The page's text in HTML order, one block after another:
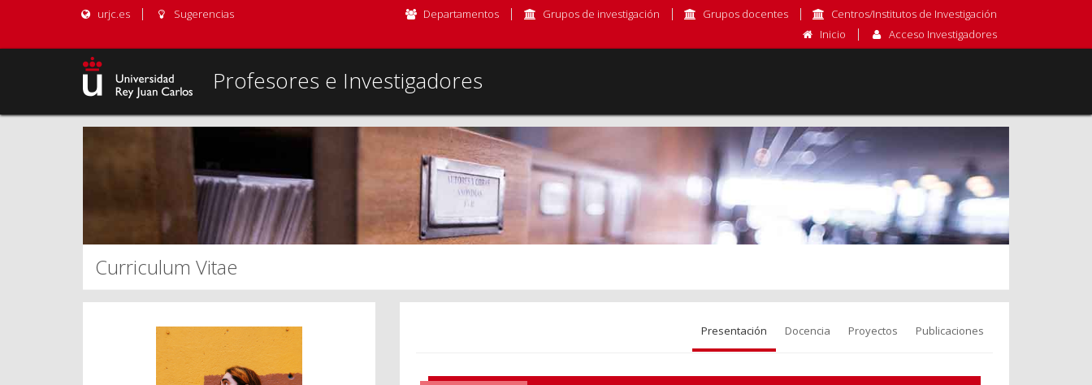
urjc.es Sugerencias Departamentos Grupos de investigación Grupos docentes
Centros/Institutos de Investigación
Inicio
Acceso Investigadores
Profesores e Investigadores
Curriculum Vitae
Presentación Docencia Proyectos Publicaciones